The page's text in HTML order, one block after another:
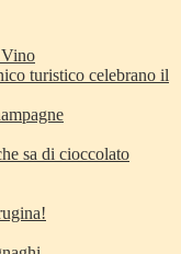
turistico celebrano il
sa di cioccolato